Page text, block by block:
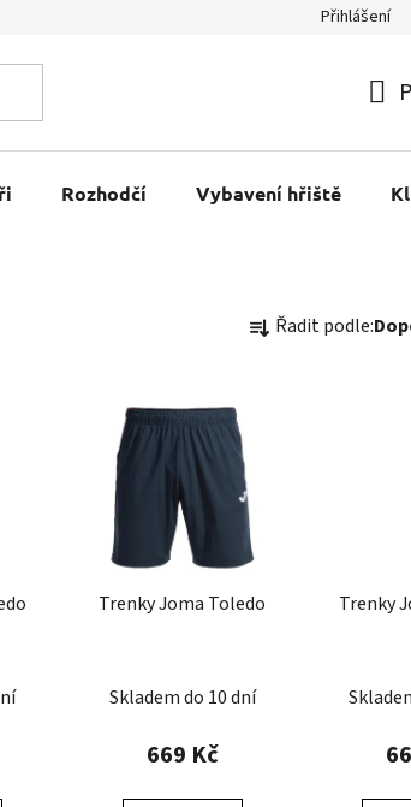
Přihlášení
Rozhodčí Vybavení hřiště
a
p
r
o
d
u
t
ů
Řadit podle:
Trenky Joma Toledo
Skladem do 10 dní
669 Kč
Trenky